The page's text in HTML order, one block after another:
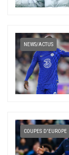
NEWS/ACTUS
COUPES D'EUROPE